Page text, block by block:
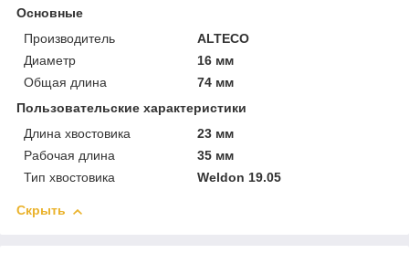
Основные
Производитель
ALTECO
Диаметр
16 мм
Общая длина
74 мм
Пользовательские характеристики
Длина хвостовика
23 мм
Рабочая длина
35 мм
Тип хвостовика
Weldon 19.05
Скрыть